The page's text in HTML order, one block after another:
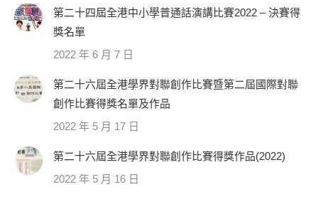
第二十四屆全港中小學普通話演講比賽2022 – 決賽得
獎名單
2022 年 6 月 7 日
第二十六屆全港學界對聯創作比賽暨第二屆國際對聯
創作比賽得獎名單及作品
2022 年 5 月 17 日
第二十六屆全港學界對聯創作比賽得獎作品(2022)
2022 年 5 月 16 日